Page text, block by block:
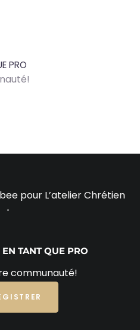
PRO
pour L’atelier Chrétien
•
EN TANT QUE PRO
communauté!